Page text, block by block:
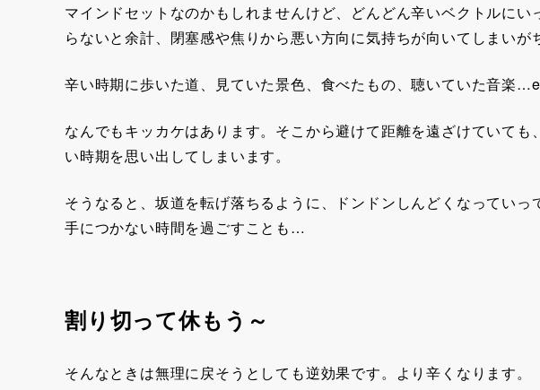
マインドセットなのかもしれませんけど、どんどん辛いベクトルに
らないと余計、閉塞感や焦りから悪い方向に気持ちが向いてしまいが
辛い時期に歩いた道、見ていた景色、食べたもの、聴いていた音楽
なんでもキッカケはあります。そこから避けて距離を遠ざけていて
い時期を思い出してしまいます。
そうなると、坂道を転げ落ちるように、ドンドンしんどくなってい
手につかない時間を過ごすことも…
割り切って休もう～
そんなときは無理に戻そうとしても逆効果です。より辛くなります。